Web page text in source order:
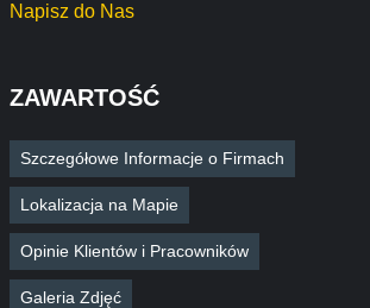
Napisz do Nas
ZAWARTOŚĆ
Szczegółowe Informacje o Firmach
Lokalizacja na Mapie
Opinie Klientów i Pracowników
Galeria Zdjęć